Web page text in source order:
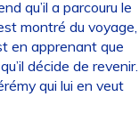
qu’il a parcouru le
montré du voyage,
en apprenant que
décide de revenir.
qui lui en veut